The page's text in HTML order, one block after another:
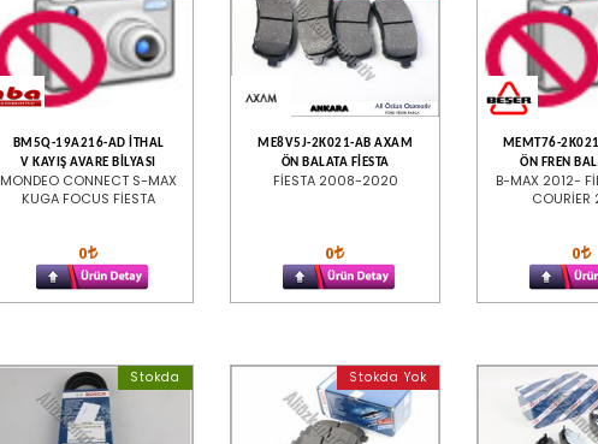
BM5Q-19A216-AD İTHAL
V KAYIŞ AVARE BİLYASI
MONDEO CONNECT S-MAX
KUGA FOCUS FİESTA
0
ME8V5J-2K021-AB AXAM
ÖN BALATA FİESTA
FİESTA 2008-2020
0
MEMT76-
ÖN FREN
B-MAX 2012-
COURİER
0
Stokda Stokda Yok